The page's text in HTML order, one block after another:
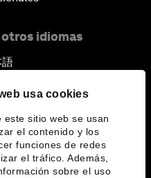
usa cookies
este sitio web se usan
el contenido y los
funciones de redes
el tráfico. Además,
sobre el uso
idiomas
語